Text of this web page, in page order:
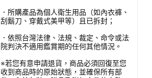
．所購產品為個人衛生用品（如內衣褲、
刮鬍刀、穿戴式美甲等）且已拆封；
．依照台灣法律、法規、裁定、命令或法
院判決不適用鑑賞期的任何其他情況。
※若您有意申請退貨，商品必須回復至您
收到商品時的原始狀態，並確保所有部